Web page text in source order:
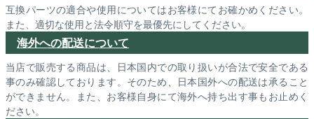
互換パーツの適合や使用についてはお客様にてお確かめください。
また、適切な使用と法令順守を最優先にしてください。
海外への配送について
当店で販売する商品は、日本国内での取り扱いが合法で安全である
事のみ確認しております。そのため、日本国外への配送は承ること
ができません。また、お客様自身にて海外へ持ち出す事もお止めく
ださい。